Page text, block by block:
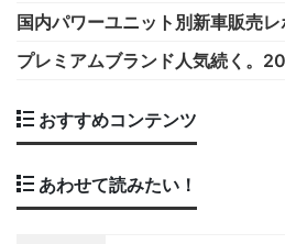
国内パワーユニット別新車販売
プレミアムブランド人気続く。
おすすめコンテンツ
あわせて読みたい！